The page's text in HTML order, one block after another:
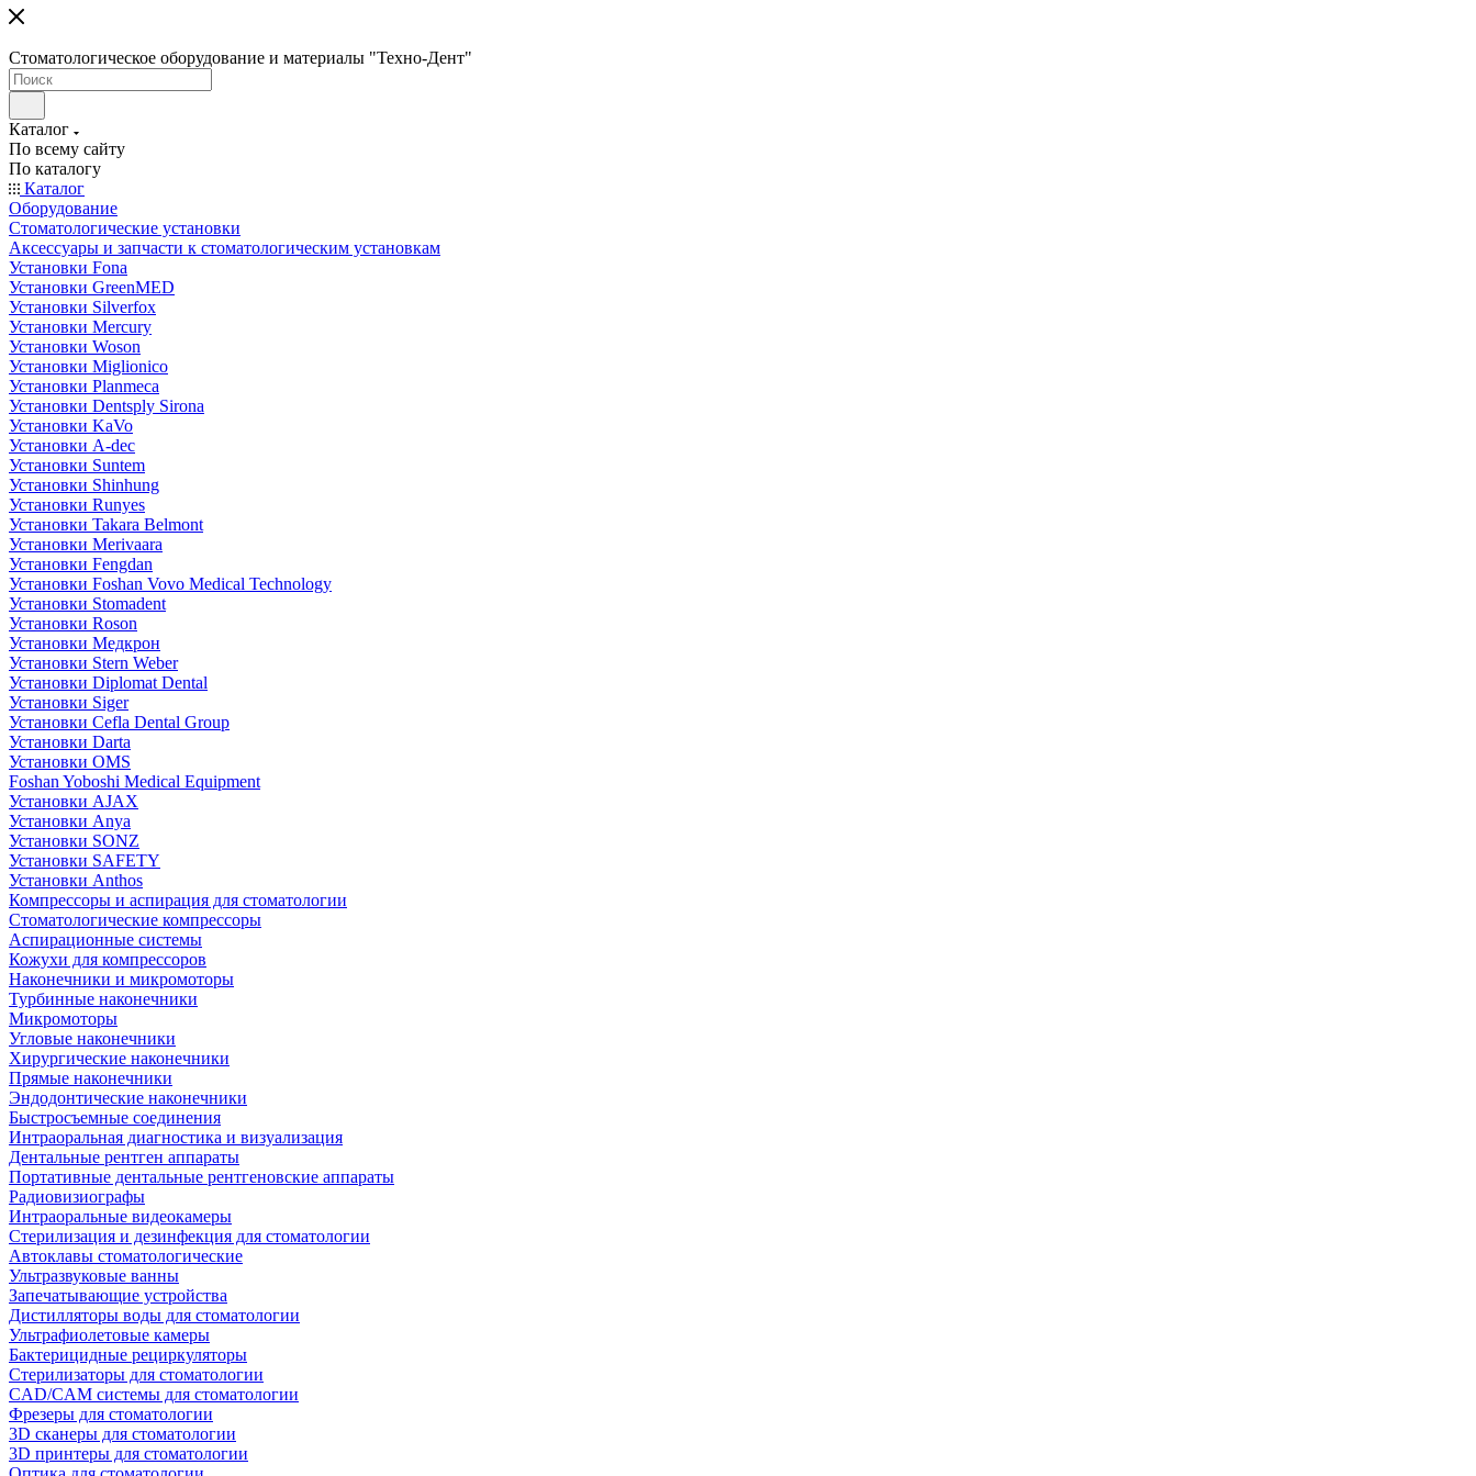
Стоматологическое оборудование и материалы "Техно-Дент"
Каталог
По всему сайту
По каталогу
Каталог
Оборудование
Стоматологические установки
Аксессуары и запчасти к стоматологическим установкам
Установки Fona
Установки GreenMED
Установки Silverfox
Установки Mercury
Установки Woson
Установки Miglionico
Установки Planmeca
Установки Dentsply Sirona
Установки KaVo
Установки A-dec
Установки Suntem
Установки Shinhung
Установки Runyes
Установки Takara Belmont
Установки Merivaara
Установки Fengdan
Установки Foshan Vovo Medical Technology
Установки Stomadent
Установки Roson
Установки Медкрон
Установки Stern Weber
Установки Diplomat Dental
Установки Siger
Установки Cefla Dental Group
Установки Darta
Установки OMS
Foshan Yoboshi Medical Equipment
Установки AJAX
Установки Anya
Установки SONZ
Установки SAFETY
Установки Anthos
Компрессоры и аспирация для стоматологии
Стоматологические компрессоры
Аспирационные системы
Кожухи для компрессоров
Наконечники и микромоторы
Турбинные наконечники
Микромоторы
Угловые наконечники
Хирургические наконечники
Прямые наконечники
Эндодонтические наконечники
Быстросъемные соединения
Интраоральная диагностика и визуализация
Дентальные рентген аппараты
Портативные дентальные рентгеновские аппараты
Радиовизиографы
Интраоральные видеокамеры
Стерилизация и дезинфекция для стоматологии
Автоклавы стоматологические
Ультразвуковые ванны
Запечатывающие устройства
Дистилляторы воды для стоматологии
Ультрафиолетовые камеры
Бактерицидные рециркуляторы
Стерилизаторы для стоматологии
CAD/CAM системы для стоматологии
Фрезеры для стоматологии
3D cканеры для стоматологии
3D принтеры для стоматологии